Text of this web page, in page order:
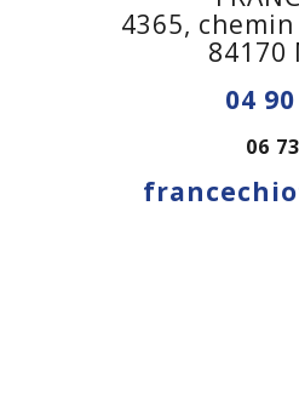
4365,
84170
04
06